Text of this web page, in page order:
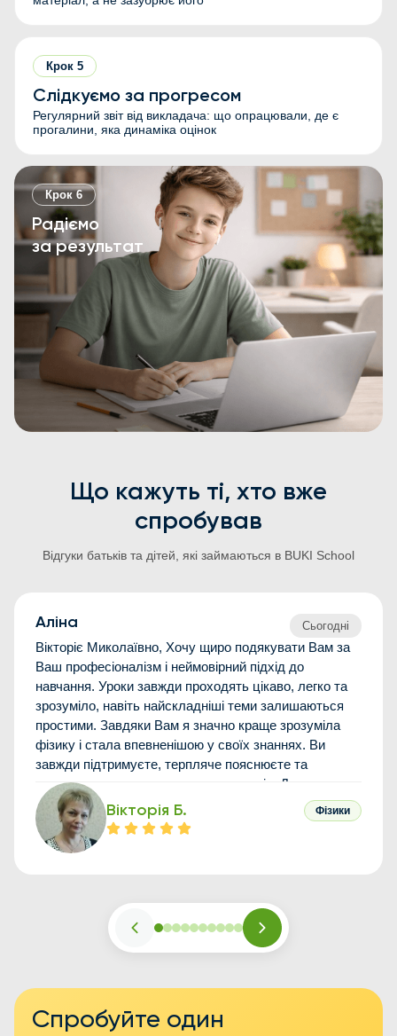
Крок 5
Слідкуємо за прогресом
Регулярний звіт від викладача: що опрацювали, де є
прогалини, яка динаміка оцінок
Крок 6
Радіємо
за результат
Що кажуть ті, хто вже
спробував
Відгуки батьків та дітей, які займаються в BUKI School
Аліна Сьогодні
Вікторіє Миколаївно, Хочу щиро подякувати Вам за
Ваш професіоналізм і неймовірний підхід до
навчання. Уроки завжди проходять цікаво, легко та
зрозуміло, навіть найскладніші теми залишаються
простими. Завдяки Вам я значно краще зрозуміла
фізику і стала впевненішою у своїх знаннях. Ви
завжди підтримуєте, терпляче пояснюєте та
мотивуєте досягти кращих результатів. Дуже
вдячна за Вашу працю, доброту й щире ставлення.
Щиро рекомендую вам усім, хто хоче вивчати
фізику із задоволенням!
Вікторія Б. Фізики
Спробуйте один